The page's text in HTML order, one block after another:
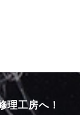
理工房へ！